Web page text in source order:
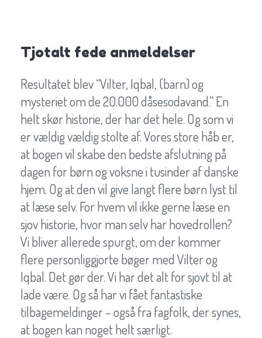
Tjotalt fede anmeldelser
Resultatet blev “Vilter, Iqbal, (barn) og
mysteriet om de 20.000 dåsesodavand.” En
helt skør historie, der har det hele. Og som vi
er vældig vældig stolte af. Vores store håb er,
at bogen vil skabe den bedste afslutning på
dagen for børn og voksne i tusinder af danske
hjem. Og at den vil give langt flere børn lyst til
at læse selv. For hvem vil ikke gerne læse en
sjov historie, hvor man selv har hovedrollen?
Vi bliver allerede spurgt, om der kommer
flere personliggjorte bøger med Vilter og
Iqbal. Det gør der. Vi har det alt for sjovt til at
lade være. Og så har vi fået fantastiske
tilbagemeldinger – også fra fagfolk, der synes,
at bogen kan noget helt særligt.